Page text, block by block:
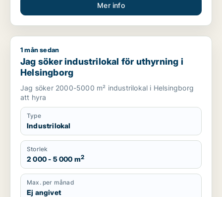
Mer info
Jag söker industrilokal för uthyrning i Helsingborg
1 mån sedan
Jag söker industrilokal för uthyrning i
Helsingborg
Jag söker 2000-5000 m² industrilokal i Helsingborg
att hyra
Type
Industrilokal
Storlek
2 000 - 5 000 m2
Max. per månad
Ej angivet